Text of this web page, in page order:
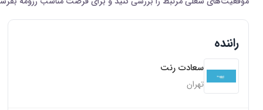
راننده
سعادت رنت
تهران